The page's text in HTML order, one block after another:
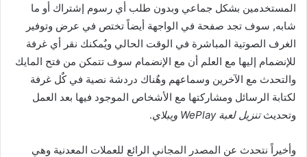
المستخدمين بشكل جماعي وبدون طلب أي رسوم إشتراك أو ما
شابه, سوف تجد صفحة في الواجهة أيضاً تختص في عرض وتوفير
الغرف الصوتية المباشرة في الوقت الحالي ويٌمكنك نقر أي غرفة
للإنضمام إليها مع العلم أن مع الإنضمام سوف تتمكن من فتح المايك
والتحدث مع الآخرين وسماعهم وهٌناك دردشة نصية في كٌل غرفة
لكتابة الرسائل ومشاركتها مع الأشخاص الموجود فيها بعد العمل
وتحديثتنزيل لعبة WePlay ويبلاي .
وأخيراً نتحدث عن المصدر المجاني الرائع للعملات المعدنية وهي